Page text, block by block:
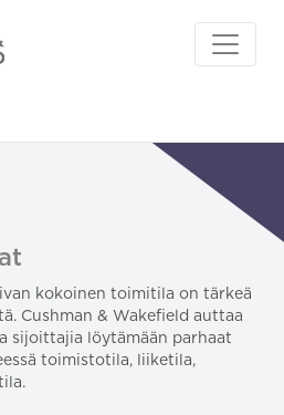
kokoinen toimitila on tärkeä
Cushman & Wakefield auttaa
sijoittajia löytämään parhaat
toimistotila, liiketila,